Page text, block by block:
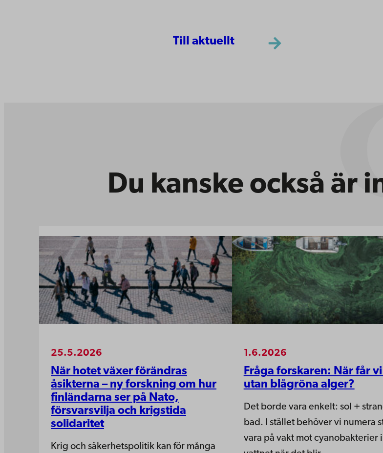
Till aktuellt
Du kanske också är
25.5.2026
När hotet växer förändras
åsikterna – ny forskning om hur
finländarna ser på Nato,
försvarsvilja och krigstida
solidaritet
Krig och säkerhetspolitik kan för många
1.6.2026
Fråga forskaren: När får
utan blågröna alger?
Det borde vara enkelt: sol +
bad. I stället behöver vi numera
vara på vakt mot cyanobakterier i